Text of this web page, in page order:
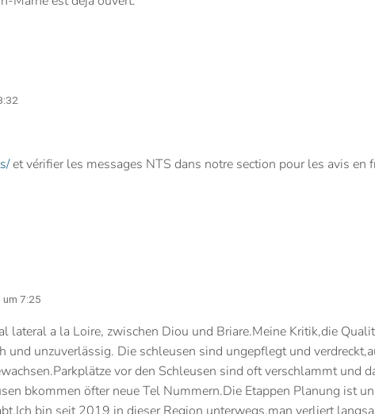
et vérifier les messages NTS dans notre section pour les avis en
um 7:25
lateral a la Loire, zwischen Diou und Briare.Meine Kritik,die
und unzuverlässig. Die schleusen sind ungepflegt und
vor den Schleusen sind oft verschlammt und
bkommen öfter neue Tel Nummern.Die Etappen Planung ist